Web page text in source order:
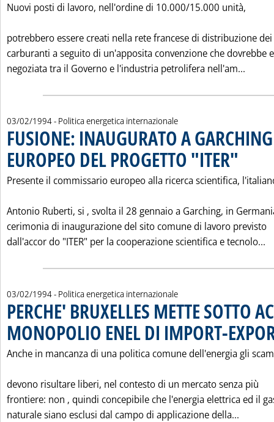
Nuovi posti di lavoro, nell'ordine di 10.000/15.000 unità,
potrebbero essere creati nella rete francese di distribuzione dei
carburanti a seguito di un'apposita convenzione che dovrebbe
negoziata tra il Governo e l'industria petrolifera nell'am...
03/02/1994- Politica energetica internazionale
FUSIONE: INAUGURATO A
EUROPEO DEL PROGETTO "ITER"
Presente il commissario europeo alla ricerca scientifica,
Antonio Ruberti, si ‚ svolta il 28 gennaio a Garching, in
cerimonia di inaugurazione del sito comune di lavoro previsto
dall'accor do "ITER" per la cooperazione scientifica e tecnolo...
03/02/1994- Politica energetica internazionale
PERCHE' BRUXELLES METTE SOTTO
MONOPOLIO ENEL DI IMPORT-
Anche in mancanza di una politica comune dell'energia gli
devono risultare liberi, nel contesto di un mercato senza più
frontiere: non ‚ quindi concepibile che l'energia elettrica ed il
naturale siano esclusi dal campo di applicazione della...